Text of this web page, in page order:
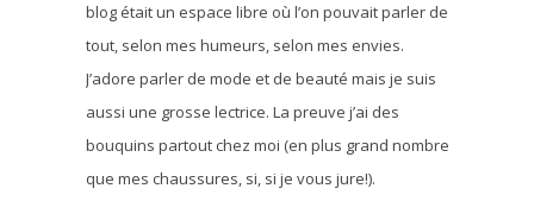
blog était un espace libre où l’on pouvait parler de
tout, selon mes humeurs, selon mes envies.
J’adore parler de mode et de beauté mais je suis
aussi une grosse lectrice. La preuve j’ai des
bouquins partout chez moi (en plus grand nombre
que mes chaussures, si, si je vous jure!).